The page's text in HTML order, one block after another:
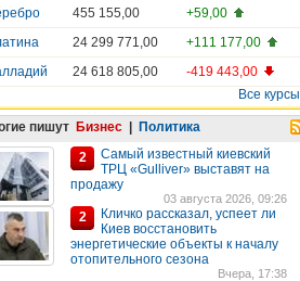
455 155,00
+59,00
24 299 771,00
+111 177,00
24 618 805,00
-419 443,00
Все курсы
пишут Бизнес
Политика
2
Самый известный киевский
ТРЦ «Gulliver» выставят на
продажу
03 августа 2026, 09:26
2
Кличко рассказал, успеет ли
Киев восстановить
энергетические объекты к началу
отопительного сезона
Вчера, 17:38